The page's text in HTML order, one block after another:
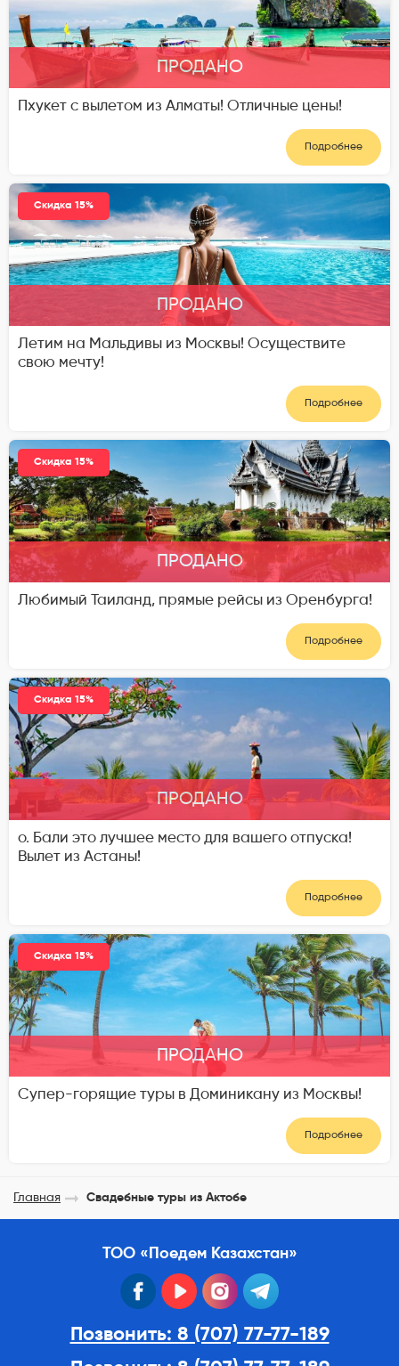
ПРОДАНО
Пхукет с вылетом из Алматы! Отличные цены!
Подробнее
Скидка 15%
ПРОДАНО
Летим на Мальдивы из Москвы! Осуществите
свою мечту!
Подробнее
Скидка 15%
ПРОДАНО
Любимый Таиланд, прямые рейсы из Оренбурга!
Подробнее
Скидка 15%
ПРОДАНО
о. Бали это лучшее место для вашего отпуска!
Вылет из Астаны!
Подробнее
Скидка 15%
ПРОДАНО
Супер-горящие туры в Доминикану из Москвы!
Подробнее
Главная Свадебные туры из Актобе
ТОО «Поедем Казахстан»
facebook youtube instagram
Позвонить: 8 (707) 77-77-189